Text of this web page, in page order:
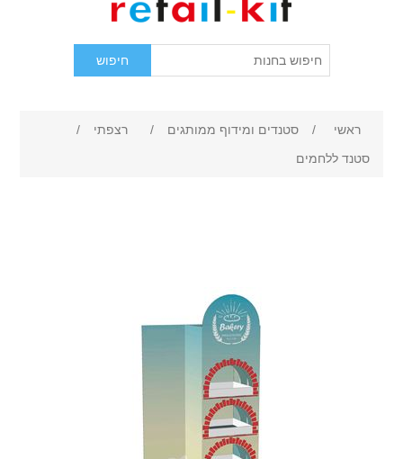
ראשי / סטנדים ומידוף ממותגים / רצפתי
/
סטנד ללחמים